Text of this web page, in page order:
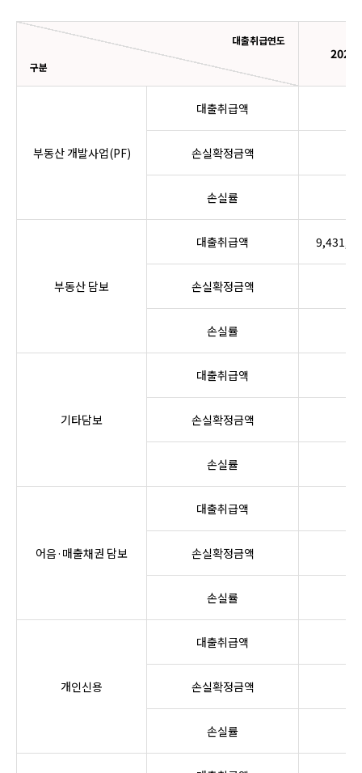
구분
대출취급연도
2026.
부동산 개발사업(PF)
대출취급액
손실확정금액
손실률
부동산 담보
대출취급액
손실확정금액
손실률
기타담보
대출취급액
손실확정금액
손실률
어음·매출채권 담보
대출취급액
손실확정금액
손실률
개인신용
대출취급액
손실확정금액
손실률